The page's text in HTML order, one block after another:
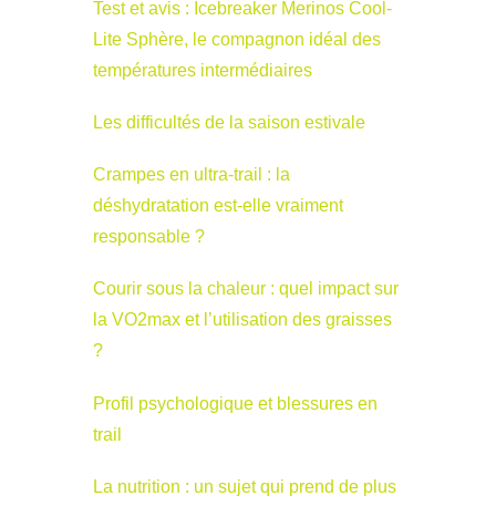
Test et avis : Icebreaker Merinos Cool-
Lite Sphère, le compagnon idéal des
températures intermédiaires
Les difficultés de la saison estivale
Crampes en ultra-trail : la
déshydratation est-elle vraiment
responsable ?
Courir sous la chaleur : quel impact sur
la VO2max et l’utilisation des graisses
?
Profil psychologique et blessures en
trail
La nutrition : un sujet qui prend de plus